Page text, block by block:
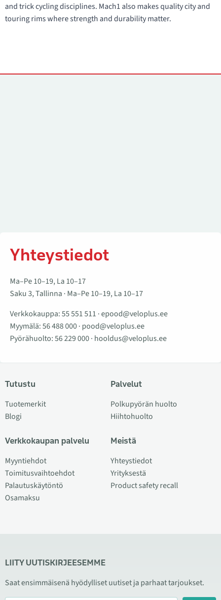
and trick cycling disciplines. Mach1 also makes quality city and
touring rims where strength and durability matter.
Yhteystiedot
Ma–Pe 10–19, La 10–17
Saku 3, Tallinna · Ma–Pe 10–19, La 10–17
Verkkokauppa:55 551 511 ·epood@veloplus.ee
Myymälä:56 488 000· pood@veloplus.ee
Pyörähuolto:56 229 000· hooldus@veloplus.ee
Tutustu
Tuotemerkit
Blogi
Verkkokaupan palvelu
Myyntiehdot
Toimitusvaihtoehdot
Palautuskäytöntö
Osamaksu
Palvelut
Polkupyörän huolto
Hiihtohuolto
Meistä
Yhteystiedot
Yrityksestä
Product safety recall
LIITY UUTISKIRJEESEMME
Saat ensimmäisenä hyödylliset uutiset ja parhaat tarjoukset.